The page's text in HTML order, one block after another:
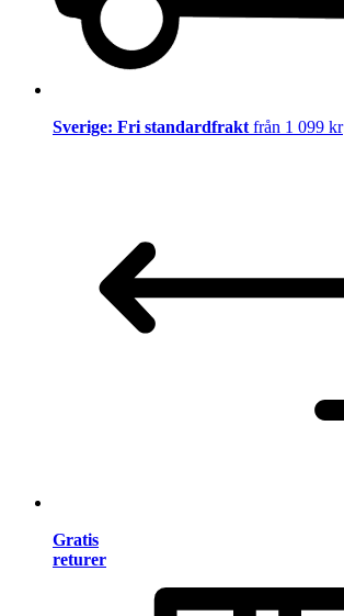
Sverige: Fri standardfrakt från 1 099 kr
Gratis
returer